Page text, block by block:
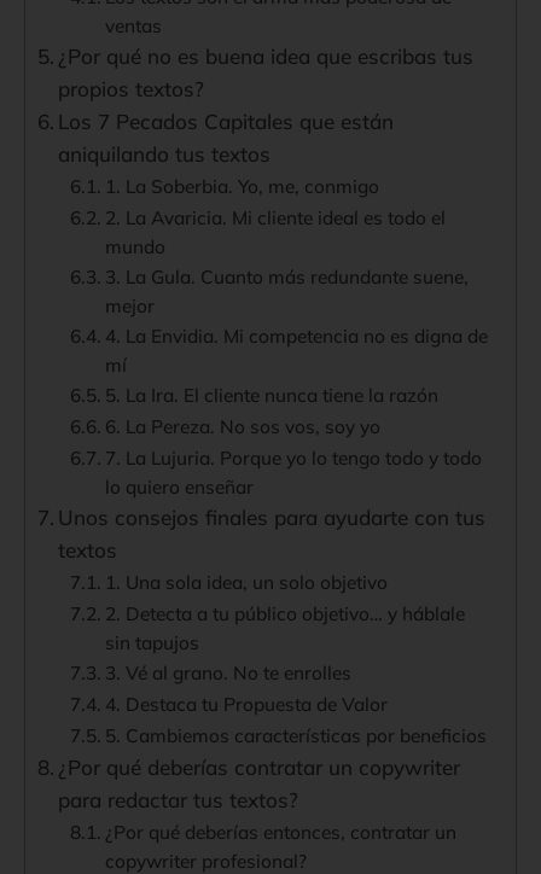
ventas
¿Por qué no es buena idea que escribas tus
propios textos?
Los 7 Pecados Capitales que están
aniquilando tus textos
1. La Soberbia. Yo, me, conmigo
2. La Avaricia. Mi cliente ideal es todo el
mundo
3. La Gula. Cuanto más redundante suene,
mejor
4. La Envidia. Mi competencia no es digna de
mí
5. La Ira. El cliente nunca tiene la razón
6. La Pereza. No sos vos, soy yo
7. La Lujuria. Porque yo lo tengo todo y todo
lo quiero enseñar
Unos consejos finales para ayudarte con tus
textos
1. Una sola idea, un solo objetivo
2. Detecta a tu público objetivo… y háblale
sin tapujos
3. Vé al grano. No te enrolles
4. Destaca tu Propuesta de Valor
5. Cambiemos características por beneficios
¿Por qué deberías contratar un copywriter
para redactar tus textos?
¿Por qué deberías entonces, contratar un
copywriter profesional?